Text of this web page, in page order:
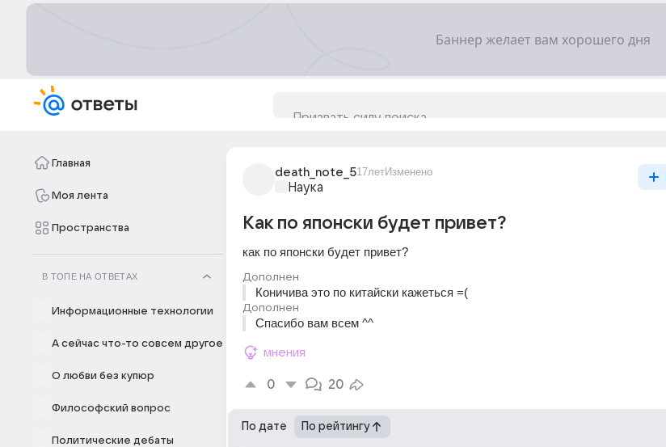
Главная
Моя лента
Пространства
В ТОПЕ НА ОТВЕТАХ
Информационные технологии
А сейчас что-то совсем другое
О любви без купюр
Философский вопрос
Политические дебаты
death_note_517летИзменено
Наука
Как по японски будет привет?
как по японски будет привет?
Дополнен
Коничива это по китайски кажеться =(
Дополнен
Спасибо вам всем ^^
мнения
0 20
По дате По рейтингу